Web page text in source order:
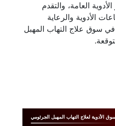
العامة، والتقدم
الأدوية والرعاية
سوق علاج التهاب المهبل
الأدوية لعلاج التهاب المهبل الجرثومي